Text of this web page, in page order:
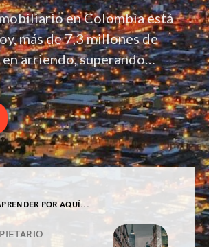
en Colombia está
más de 7,3 millones de
arriendo, superando…
POR AQUÍ...